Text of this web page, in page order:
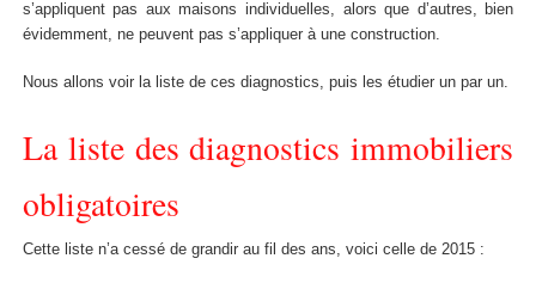
s’appliquent pas aux maisons individuelles, alors que d’autres, bien
évidemment, ne peuvent pas s’appliquer à une construction.
Nous allons voir la liste de ces diagnostics, puis les étudier un par un.
La liste des diagnostics immobiliers
obligatoires
Cette liste n’a cessé de grandir au fil des ans, voici celle de 2015 :